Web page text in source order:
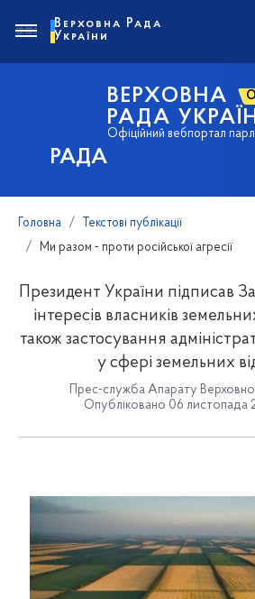
РАДА
ВЕРХОВНА
РАДА
Офіційний вебпортал
Верховна Рада
України
Головна
Текстові публікації
Ми разом - проти російської агресії
Президент України підписав
інтересів власників
також застосування
у сфері земельних
Прес-служба Апарату
Опубліковано 06 листопада